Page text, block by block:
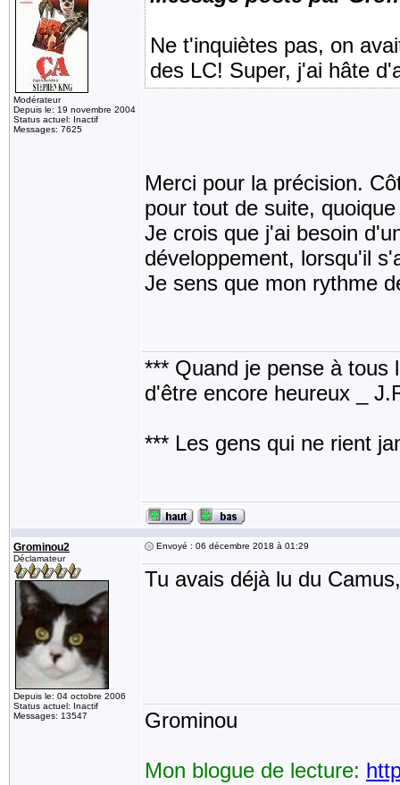
Modérateur
Depuis le: 19 novembre 2004
Status actuel: Inactif
Messages: 7625
Ne t'inquiètes pas, on
des LC! Super, j'ai hâte
Merci pour la précision.
pour tout de suite,
Je crois que j'ai besoin
développement, lorsqu'il
Je sens que mon rythme
*** Quand je pense à tous
d'être encore heureux _
*** Les gens qui ne rient
Grominou2
Déclamateur
Depuis le: 04 octobre 2006
Status actuel: Inactif
Messages: 13547
Envoyé : 06 décembre 2018 à 01:29
Tu avais déjà lu du
Grominou
Mon blogue de lecture: